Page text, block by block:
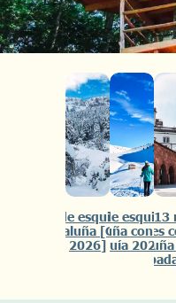
Dónde esquiar en
Cataluña [Guía
2026]
Dónde esquiar
Cataluña con
[Guía 2026]
Los 13
hoteles